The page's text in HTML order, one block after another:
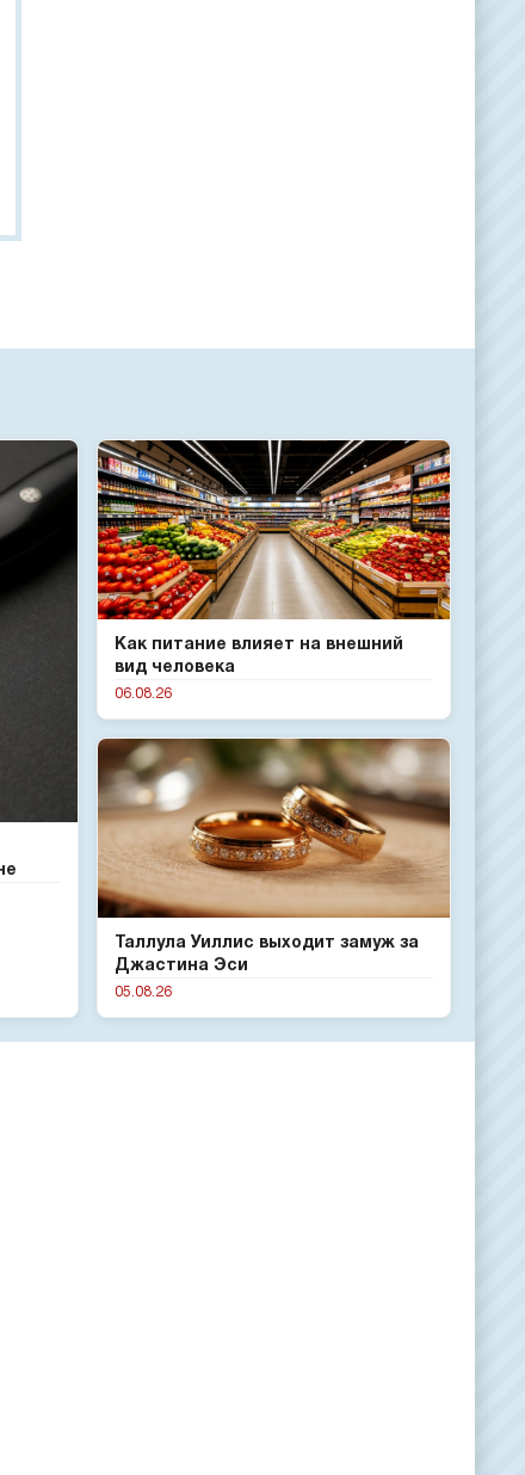
Как питание влияет на внешний
вид человека
06.08.26
Таллула Уиллис выходит замуж за
Джастина Эси
05.08.26